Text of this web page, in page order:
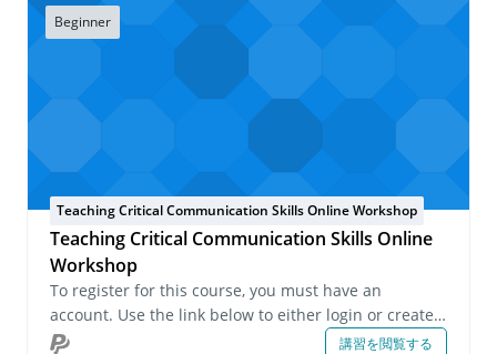
onlinelearning@pecs-germany.com .
Beginner
Teaching Critical Communication Skills Online Workshop
Teaching Critical Communication Skills Online
Workshop
To register for this course, you must have an
account. Use the link below to either login or create
an account. If you have any questions about this
講習を閲覧する